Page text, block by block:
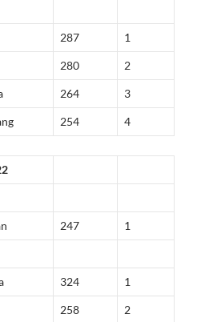
287 1
280 2
264 3
254 4
247 1
324 1
258 2